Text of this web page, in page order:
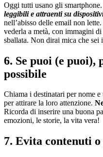
Oggi tutti usano gli smartphone.
leggibili e attraenti su
nell’abisso delle email non
vederla a metà, con immagini
sballata. Non dirai mica che sei
6. Se puoi (e puoi),
possibile
Chiama i destinatari per nome
per attirare la loro attenzione.
Ricorda di inserire una buona
emozioni, le storie, la vita vera!
7. Evita contenuti